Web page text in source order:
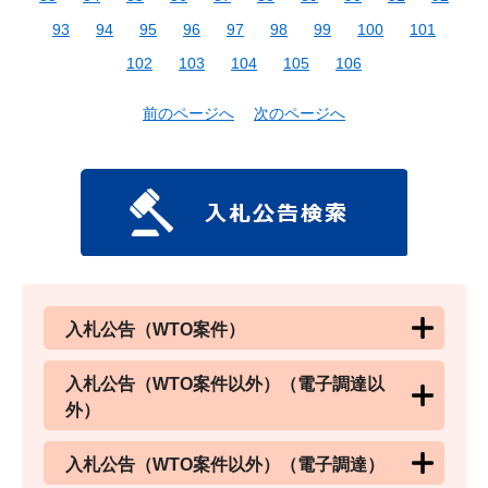
93
94 95 96 97 98 99 100
101
102
103 104 105 106
前のページへ 次のページへ
入札公告（WTO案件）
入札公告（WTO案件以外）（電子調達以
外）
入札公告（WTO案件以外）（電子調達）